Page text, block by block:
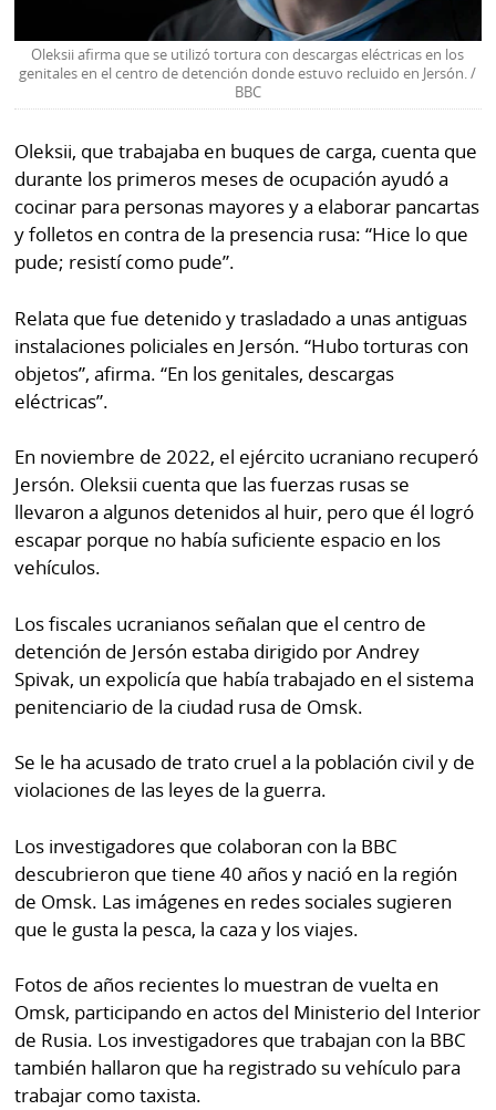
Oleksii afirma que se utilizó tortura con descargas eléctricas en los
genitales en el centro de detención donde estuvo recluido en Jersón. /
BBC
Oleksii, que trabajaba en buques de carga, cuenta que
durante los primeros meses de ocupación ayudó a
cocinar para personas mayores y a elaborar pancartas
y folletos en contra de la presencia rusa: “Hice lo que
pude; resistí como pude”.
Relata que fue detenido y trasladado a unas antiguas
instalaciones policiales en Jersón. “Hubo torturas con
objetos”, afirma. “En los genitales, descargas
eléctricas”.
En noviembre de 2022, el ejército ucraniano recuperó
Jersón. Oleksii cuenta que las fuerzas rusas se
llevaron a algunos detenidos al huir, pero que él logró
escapar porque no había suficiente espacio en los
vehículos.
Los fiscales ucranianos señalan que el centro de
detención de Jersón estaba dirigido por Andrey
Spivak, un expolicía que había trabajado en el sistema
penitenciario de la ciudad rusa de Omsk.
Se le ha acusado de trato cruel a la población civil y de
violaciones de las leyes de la guerra.
Los investigadores que colaboran con la BBC
descubrieron que tiene 40 años y nació en la región
de Omsk. Las imágenes en redes sociales sugieren
que le gusta la pesca, la caza y los viajes.
Fotos de años recientes lo muestran de vuelta en
Omsk, participando en actos del Ministerio del Interior
de Rusia. Los investigadores que trabajan con la BBC
también hallaron que ha registrado su vehículo para
trabajar como taxista.